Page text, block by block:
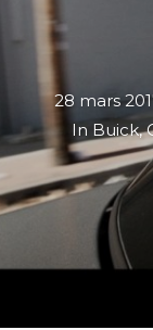
28 mars
In Buick,